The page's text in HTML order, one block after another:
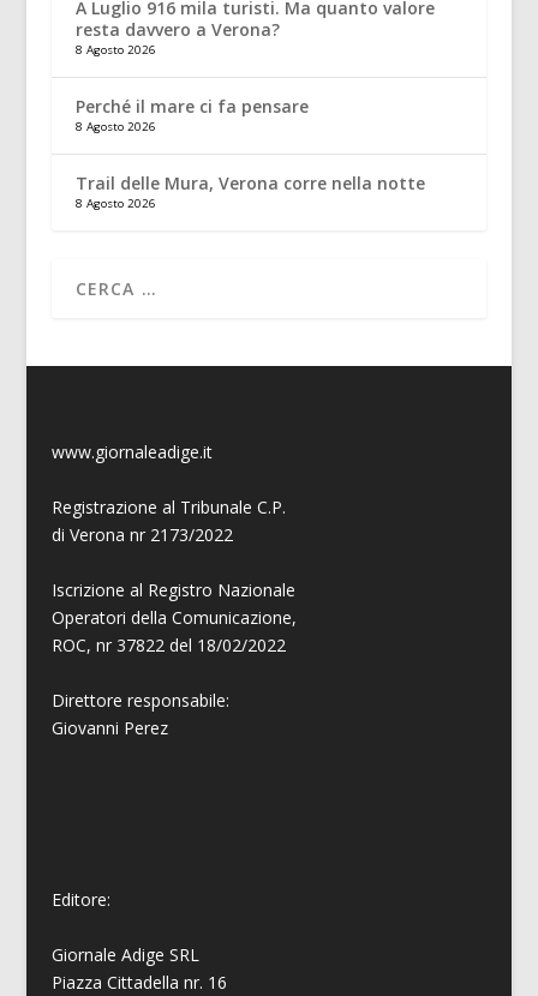
A Luglio 916 mila turisti. Ma quanto valore
resta davvero a Verona?
8 Agosto 2026
Perché il mare ci fa pensare
8 Agosto 2026
Trail delle Mura, Verona corre nella notte
8 Agosto 2026
www.giornaleadige.it
Registrazione al Tribunale C.P.
di Verona nr 2173/2022
Iscrizione al Registro Nazionale
Operatori della Comunicazione,
ROC, nr 37822 del 18/02/2022
Direttore responsabile:
Giovanni Perez
Editore:
Giornale Adige SRL
Piazza Cittadella nr. 16